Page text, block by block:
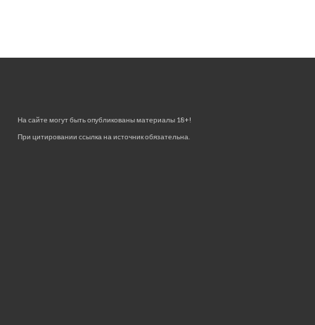
На сайте могут быть опубликованы материалы 18+!
При цитировании ссылка на источник обязательна.